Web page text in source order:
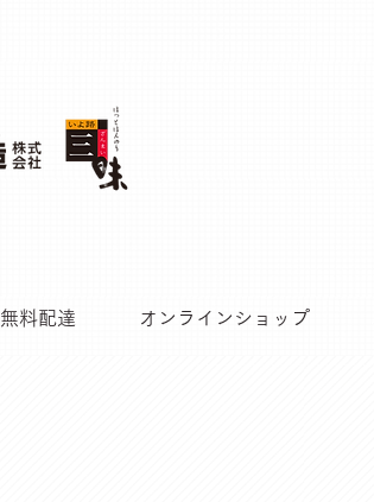
無料配達 オンラインショップ